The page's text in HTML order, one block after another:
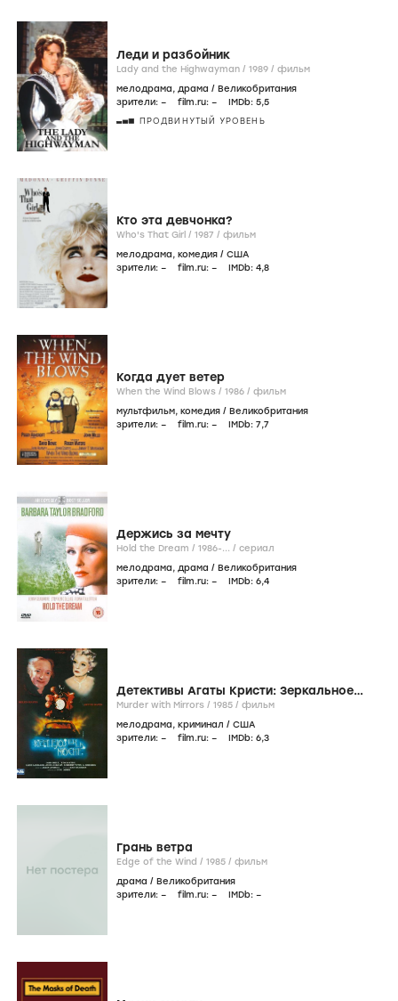
Леди и разбойник
Lady and the Highwayman / 1989 / фильм
мелодрама, драма / Великобритания
зрители: – film.ru: – IMDb: 5,5
ПРОДВИНУТЫЙ УРОВЕНЬ
Кто эта девчонка?
Who's That Girl / 1987 / фильм
мелодрама, комедия / США
зрители: – film.ru: – IMDb: 4,8
Когда дует ветер
When the Wind Blows / 1986 / фильм
мультфильм, комедия / Великобритания
зрители: – film.ru: – IMDb: 7,7
Держись за мечту
Hold the Dream / 1986-... / сериал
мелодрама, драма / Великобритания
зрители: – film.ru: – IMDb: 6,4
Детективы Агаты Кристи: Зеркальное
убийство
Murder with Mirrors / 1985 / фильм
мелодрама, криминал / США
зрители: – film.ru: – IMDb: 6,3
Грань ветра
Edge of the Wind / 1985 / фильм
драма / Великобритания
зрители: – film.ru: – IMDb: –